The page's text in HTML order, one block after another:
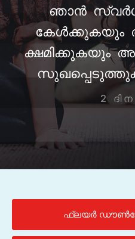
ഞാൻ
കേൾക്കുകയും
ക്ഷമിക്കുകയും
2
ഫ്ലയർ